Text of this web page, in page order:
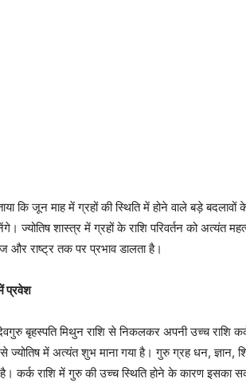
कि जून माह में ग्रहों की स्थिति में होने वाले बड़े
शास्त्र में ग्रहों के राशि परिवर्तन को अत्यंत
और राष्ट्र तक पर प्रभाव डालता है।
प्रवेश
बृहस्पति मिथुन राशि से निकलकर अपनी उच्च
ज्योतिष में अत्यंत शुभ माना गया है। गुरु ग्रह धन, ज्ञान,
है। कर्क राशि में गुरु की उच्च स्थिति होने के कारण इसका